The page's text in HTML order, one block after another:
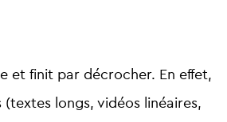
et finit par décrocher. En effet,
longs, vidéos linéaires,